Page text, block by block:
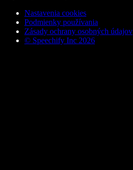
Nastavenia cookies
Podmienky používania
Zásady ochrany osobných údajov
© Speechify Inc 2026